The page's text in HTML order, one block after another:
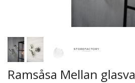
Ramsåsa Mellan